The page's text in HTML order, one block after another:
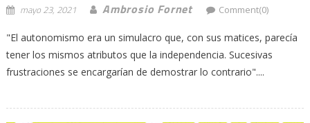
mayo 23, 2021 Ambrosio Fornet Comment(0)
"El autonomismo era un simulacro que, con sus matices, parecía
tener los mismos atributos que la independencia. Sucesivas
frustraciones se encargarían de demostrar lo contrario"....